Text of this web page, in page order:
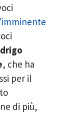
, che ha
per il
di più,